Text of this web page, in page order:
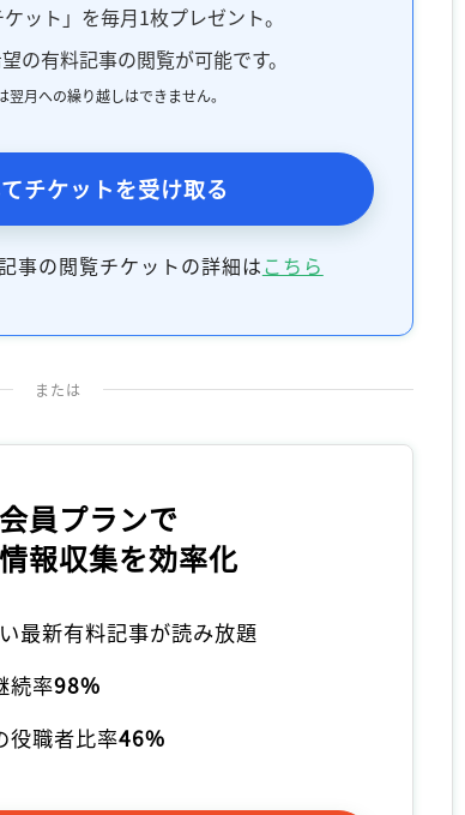
ット」を毎月1枚プレゼント。
の有料記事の閲覧が可能です。
月への繰り越しはできません。
チケットを受け取る
事の閲覧チケットの詳細はこちら
または
員プランで
報収集を効率化
最新有料記事が読み放題
続率98%
役職者比率46%